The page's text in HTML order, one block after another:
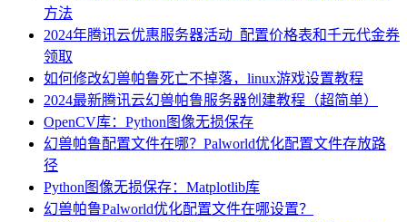
方法
2024年腾讯云优惠服务器活动_配置价格表和千元代金券
领取
如何修改幻兽帕鲁死亡不掉落，linux游戏设置教程
2024最新腾讯云幻兽帕鲁服务器创建教程（超简单）
OpenCV库：Python图像无损保存
幻兽帕鲁配置文件在哪？Palworld优化配置文件存放路
径
Python图像无损保存：Matplotlib库
幻兽帕鲁Palworld优化配置文件在哪设置？